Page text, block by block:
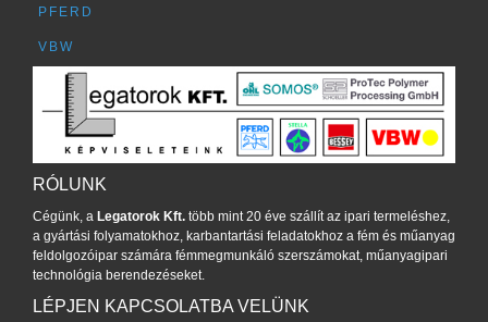
PFERD
VBW
RÓLUNK
Cégünk, a Legatorok Kft. több mint 20 éve szállít az ipari termeléshez,
a gyártási folyamatokhoz, karbantartási feladatokhoz a fém és műanyag
feldolgozóipar számára fémmegmunkáló szerszámokat, műanyagipari
technológia berendezéseket.
LÉPJEN KAPCSOLATBA VELÜNK